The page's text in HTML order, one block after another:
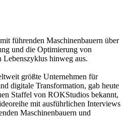
führenden Maschinenbauern über
und die Optimierung von
Lebenszyklus hinweg aus.
größte Unternehmen für
digitale Transformation, gab heute
Staffel von ROKStudios bekannt,
mit ausführlichen Interviews
Maschinenbauern und